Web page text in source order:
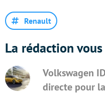
Renault
La rédaction
Volkswagen
directe pour